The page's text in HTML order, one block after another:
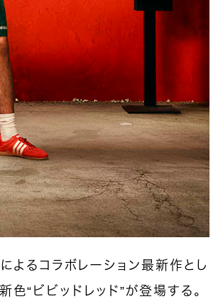
よるコラボレーション最新作とし
“ビビッドレッド”が登場する。